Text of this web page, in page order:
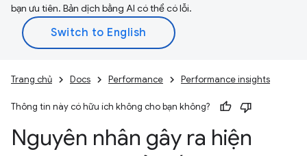
bạn ưu tiên. Bản dịch bằng AI có thể có lỗi.
Trang chủ Docs Performance Performance insights
Thông tin này có hữu ích không cho bạn không?
Nguyên nhân gây ra hiện